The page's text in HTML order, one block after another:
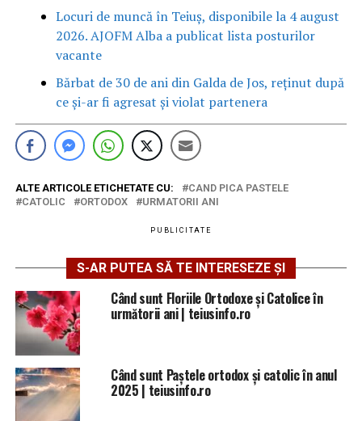
Locuri de muncă în Teiuș, disponibile la 4 august
2026. AJOFM Alba a publicat lista posturilor
vacante
Bărbat de 30 de ani din Galda de Jos, reținut după
ce și-ar fi agresat și violat partenera
ALTE ARTICOLE ETICHETATE CU:
CAND PICA PASTELE
CATOLIC
ORTODOX URMATORII ANI
PUBLICITATE
S-AR PUTEA SĂ TE INTERESEZE ȘI
Când sunt Floriile Ortodoxe și Catolice în
următorii ani | teiusinfo.ro
Când sunt Paștele ortodox și catolic în anul
2025 | teiusinfo.ro